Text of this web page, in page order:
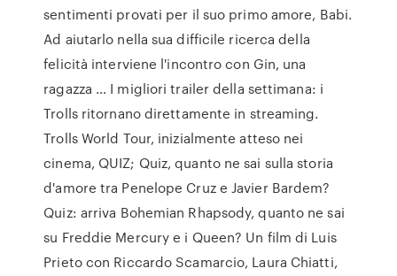
sentimenti provati per il suo primo amore, Babi.
Ad aiutarlo nella sua difficile ricerca della
felicità interviene l'incontro con Gin, una
ragazza … I migliori trailer della settimana: i
Trolls ritornano direttamente in streaming.
Trolls World Tour, inizialmente atteso nei
cinema, QUIZ; Quiz, quanto ne sai sulla storia
d'amore tra Penelope Cruz e Javier Bardem?
Quiz: arriva Bohemian Rhapsody, quanto ne sai
su Freddie Mercury e i Queen? Un film di Luis
Prieto con Riccardo Scamarcio, Laura Chiatti,